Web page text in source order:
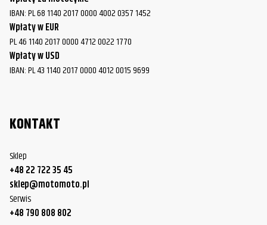
IBAN: PL 68 1140 2017 0000 4002 0357 1452
Wpłaty w EUR
PL 46 1140 2017 0000 4712 0022 1770
Wpłaty w USD
IBAN: PL 43 1140 2017 0000 4012 0015 9699
KONTAKT
Sklep
+48 22 722 35 45
sklep@motomoto.pl
Serwis
+48 790 808 802